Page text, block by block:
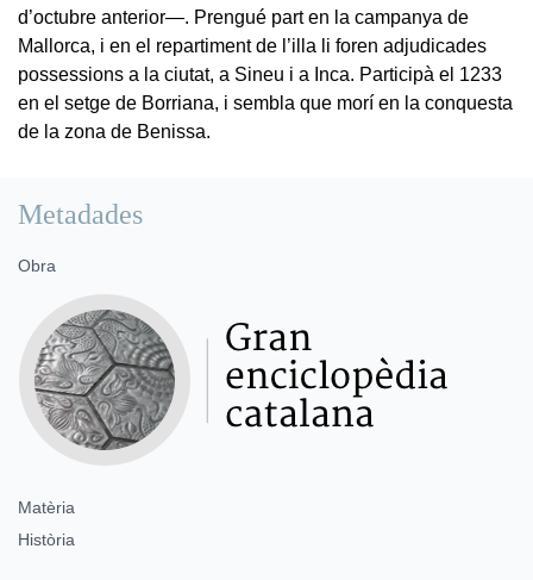
d’octubre anterior—. Prengué part en la campanya de
Mallorca, i en el repartiment de l’illa li foren adjudicades
possessions a la ciutat, a Sineu i a Inca. Participà el 1233
en el setge de Borriana, i sembla que morí en la conquesta
de la zona de Benissa.
Metadades
Obra
Matèria
Història